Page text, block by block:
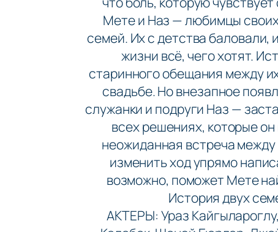
Мете и Наз — любимцы
семей. Их с детства баловали,
жизни всё, чего хотят.
старинного обещания между
свадьбе. Но внезапное
служанки и подруги Наз —
всех решениях, которые
неожиданная встреча
изменить ход упрямо
возможно, поможет Мете
История двух
АКТЕРЫ: Ураз